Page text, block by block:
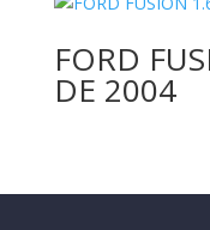
FORD
DE 2004